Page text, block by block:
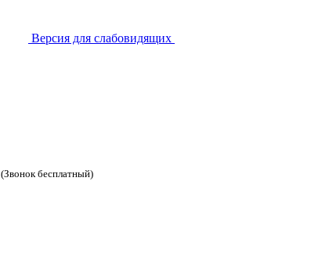
Версия для слабовидящих
(Звонок бесплатный)